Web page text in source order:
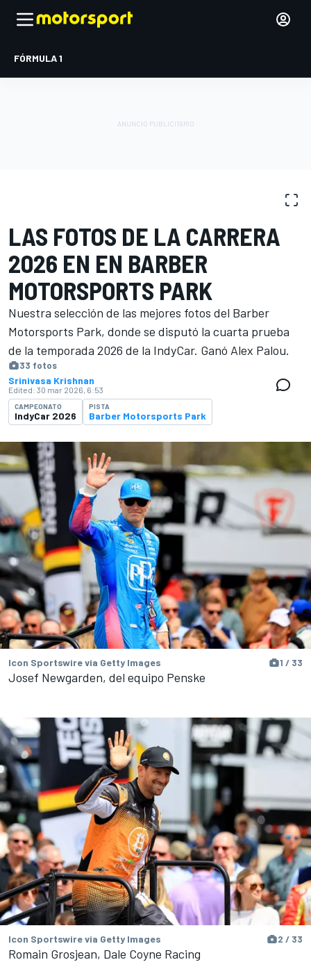
FÓRMULA 1
LAS FOTOS DE LA CARRERA
2026 EN EN BARBER
MOTORSPORTS PARK
Nuestra selección de las mejores fotos del Barber
Motorsports Park, donde se disputó la cuarta prueba
de la temporada 2026 de la IndyCar. Ganó Alex Palou.
33 fotos
Srinivasa Krishnan
Edited: 30 mar 2026, 6:53
CAMPEONATO
IndyCar 2026
PISTA
Barber Motorsports Park
Icon Sportswire via Getty Images 1 / 33
Josef Newgarden, del equipo Penske
Icon Sportswire via Getty Images 2 / 33
Romain Grosjean, Dale Coyne Racing